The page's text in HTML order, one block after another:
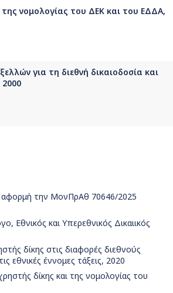
νομολογίας του ΔΕΚ και του ΕΔΔΑ,
για τη διεθνή δικαιοδοσία και
αφορμή την ΜονΠρΑθ 70646/2025
Εθνικός και Υπερεθνικός Δικαιικός
δίκης στις διαφορές διεθνούς
εθνικές έννομες τάξεις, 2020
δίκης και της νομολογίας του